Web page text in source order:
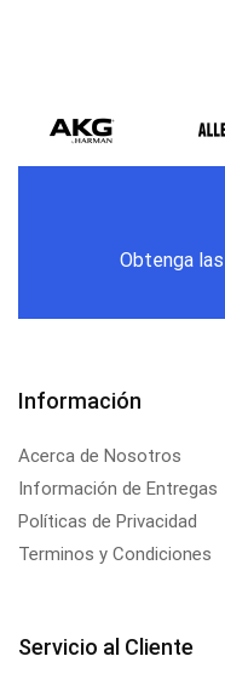
Obtenga
Información
Acerca de Nosotros
Información de Entregas
Políticas de Privacidad
Terminos y Condiciones
Servicio al Cliente